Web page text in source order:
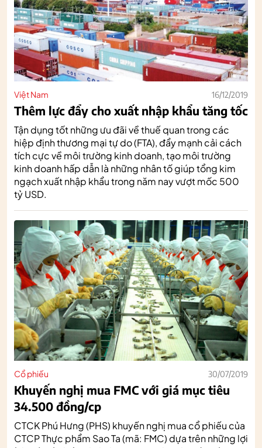
Việt Nam 16/12/2019
Thêm lực đẩy cho xuất nhập khẩu tăng tốc
Tận dụng tốt những ưu đãi về thuế quan trong các
hiệp định thương mại tự do (FTA), đẩy mạnh cải cách
tích cực về môi trường kinh doanh, tạo môi trường
kinh doanh hấp dẫn là những nhân tố giúp tổng kim
ngạch xuất nhập khẩu trong năm nay vượt mốc 500
tỷ USD.
Cổ phiếu 30/07/2019
Khuyến nghị mua FMC với giá mục tiêu
34.500 đồng/cp
CTCK Phú Hưng (PHS) khuyến nghị mua cổ phiếu của
CTCP Thực phẩm Sao Ta (mã: FMC) dựa trên những lợi